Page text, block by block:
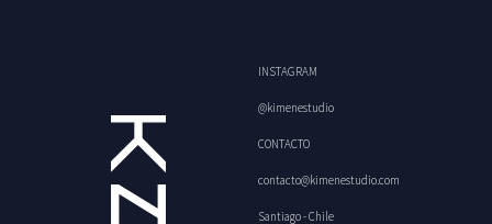
INSTAGRAM
@kimenestudio
CONTACTO
contacto@kimenestudio.com
Santiago - Chile